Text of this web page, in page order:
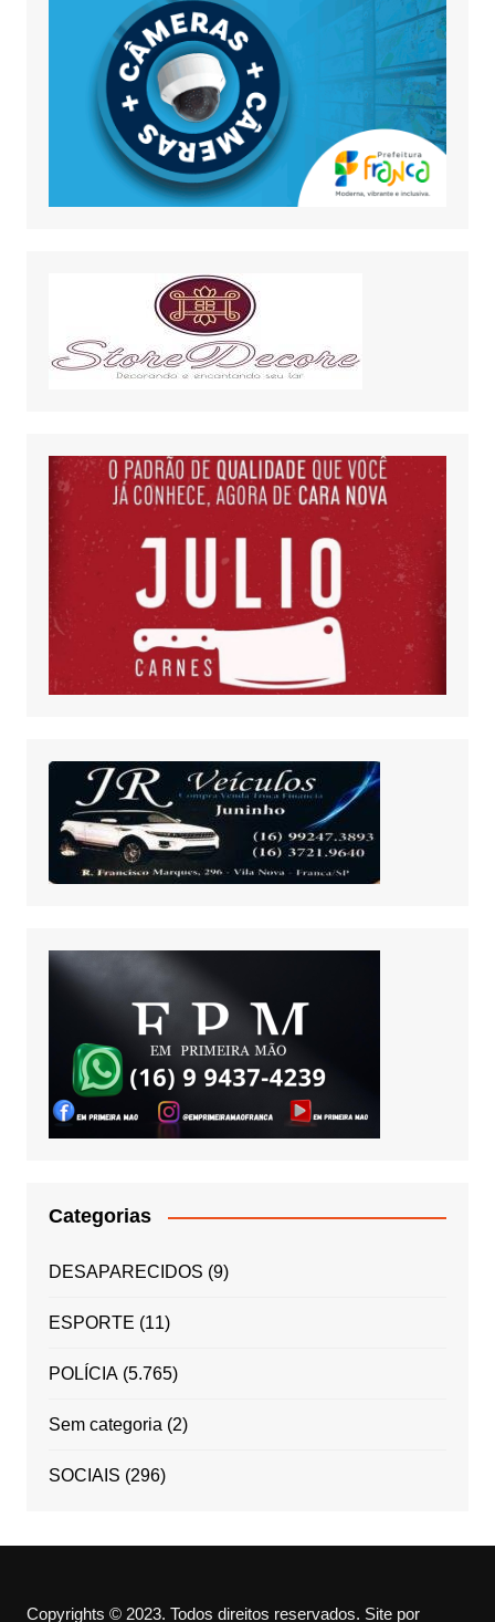
Categorias
DESAPARECIDOS (9)
ESPORTE (11)
POLÍCIA(5.765)
Sem categoria(2)
SOCIAIS (296)
Copyrights © 2023. Todos direitos reservados. Site por